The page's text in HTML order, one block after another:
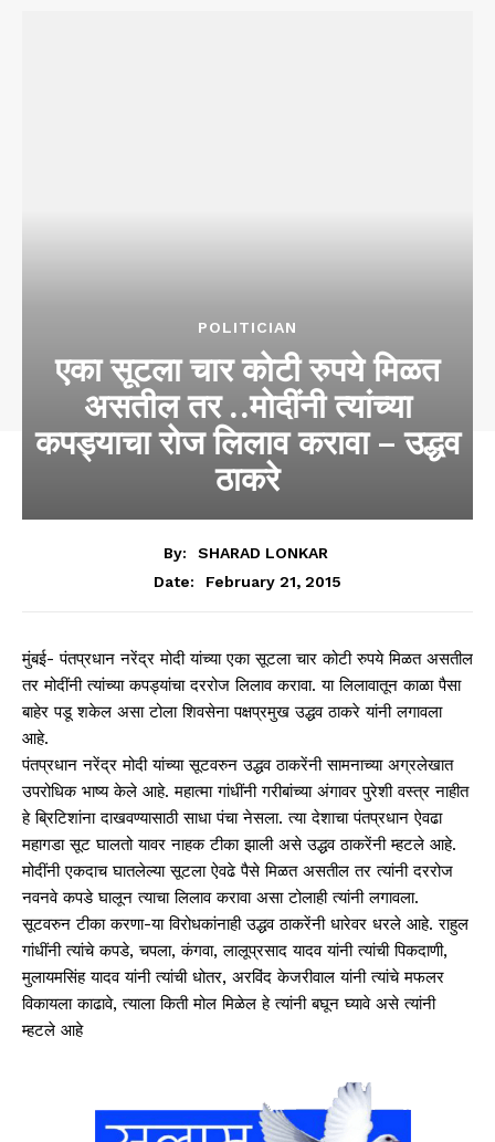
POLITICIAN
एका सूटला चार कोटी रुपये मिळत
असतील तर ..मोदींनी त्यांच्या
कपड्याचा रोज लिलाव करावा – उद्धव
ठाकरे
By:
SHARAD LONKAR
Date:
February 21, 2015
मुंबई- पंतप्रधान नरेंद्र मोदी यांच्या एका सूटला चार कोटी रुपये मिळत असतील
तर मोदींनी त्यांच्या कपड्यांचा दररोज लिलाव करावा. या लिलावातून काळा पैसा
बाहेर पडू शकेल असा टोला शिवसेना पक्षप्रमुख उद्धव ठाकरे यांनी लगावला
आहे.
पंतप्रधान नरेंद्र मोदी यांच्या सूटवरुन उद्धव ठाकरेंनी सामनाच्या अग्रलेखात
उपरोधिक भाष्य केले आहे. महात्मा गांधींनी गरीबांच्या अंगावर पुरेशी वस्त्र नाहीत
हे ब्रिटिशांना दाखवण्यासाठी साधा पंचा नेसला. त्या देशाचा पंतप्रधान ऐवढा
महागडा सूट घालतो यावर नाहक टीका झाली असे उद्धव ठाकरेंनी म्हटले आहे.
मोदींनी एकदाच घातलेल्या सूटला ऐवढे पैसे मिळत असतील तर त्यांनी दररोज
नवनवे कपडे घालून त्याचा लिलाव करावा असा टोलाही त्यांनी लगावला.
सूटवरुन टीका करणा-या विरोधकांनाही उद्धव ठाकरेंनी धारेवर धरले आहे. राहुल
गांधींनी त्यांचे कपडे, चपला, कंगवा, लालूप्रसाद यादव यांनी त्यांची पिकदाणी,
मुलायमसिंह यादव यांनी त्यांची धोतर, अरविंद केजरीवाल यांनी त्यांचे मफलर
विकायला काढावे, त्याला किती मोल मिळेल हे त्यांनी बघून घ्यावे असे त्यांनी
म्हटले आहे